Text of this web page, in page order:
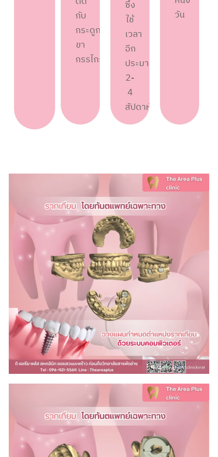
กับ
กระดูก
ขา
กรรไกร
ซึ่ง
ใช้
เวลา
อีก
ประมาณ
2-
4
สัปดาห์
วัน